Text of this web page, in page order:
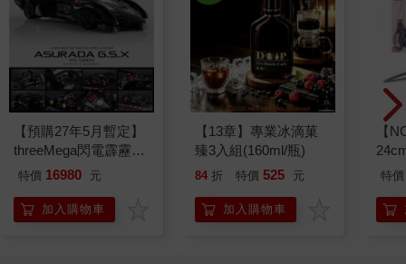
【預購27年5月暫定】
threeMega閃電霹靂車
VA Hi-SPEC UNITED
SIREN 黑色限定
特價 16980 元
加入購物車
【13章】專業冰滴菓
臻3入組(160ml/瓶)
84 折 特價 525 元
加入購物車
【
特價